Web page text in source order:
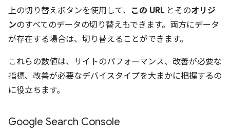
上の切り替えボタンを使用して、 この URLとそのオリジ
ンのすべてのデータの切り替えもできます。両方にデータ
が存在する場合は、切り替えることができます。
これらの数値は、サイトのパフォーマンス、改善が必要な
指標、改善が必要なデバイスタイプを大まかに把握するの
に役立ちます。
Google Search Console